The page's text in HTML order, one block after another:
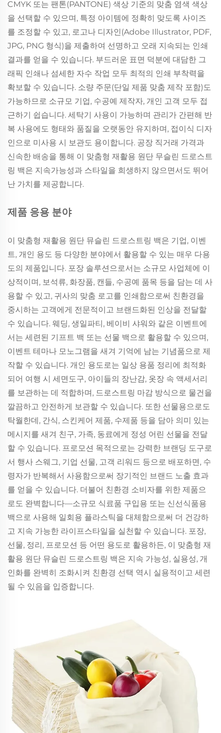
CMYK 또는 팬톤(PANTONE) 색상 기준의 맞춤 염색 색상
을 선택할 수 있으며, 특정 아이템에 정확히 맞도록 사이즈
를 조정할 수 있고, 로고나 디자인(Adobe Illustrator, PDF,
JPG, PNG 형식)을 제출하여 선명하고 오래 지속되는 인쇄
결과를 얻을 수 있습니다. 부드러운 표면 덕분에 대담한 그
래픽 인쇄나 섬세한 자수 작업 모두 최적의 인쇄 부착력을
확보할 수 있습니다. 소량 주문(단일 제품 맞춤 제작 포함)도
가능하므로 소규모 기업, 수공예 제작자, 개인 고객 모두 접
근하기 쉽습니다. 세탁기 사용이 가능하며 관리가 간편해 반
복 사용에도 형태와 품질을 오랫동안 유지하며, 접이식 디자
인으로 미사용 시 보관도 용이합니다. 공장 직거래 가격과
신속한 배송을 통해 이 맞춤형 재활용 원단 무슬린 드로스트
링 백은 지속가능성과 스타일을 희생하지 않으면서도 뛰어
난 가치를 제공합니다.
제품 응용 분야
이 맞춤형 재활용 원단 뮤슬린 드로스트링 백은 기업, 이벤
트, 개인 용도 등 다양한 분야에서 활용할 수 있는 매우 다용
도의 제품입니다. 포장 솔루션으로서는 소규모 사업체에 이
상적이며, 보석류, 화장품, 캔들, 수공예 품목 등을 담는 데 사
용할 수 있고, 귀사의 맞춤 로고를 인쇄함으로써 친환경을
중시하는 고객에게 전문적이고 브랜드화된 인상을 전달할
수 있습니다. 웨딩, 생일파티, 베이비 샤워와 같은 이벤트에
서는 세련된 기프트 백 또는 선물 백으로 활용할 수 있으며,
이벤트 테마나 모노그램을 새겨 기억에 남는 기념품으로 제
작할 수 있습니다. 개인 용도로는 일상 용품 정리에 최적화
되어 여행 시 세면도구, 아이들의 장난감, 옷장 속 액세서리
를 보관하는 데 적합하며, 드로스트링 마감 방식으로 물건을
깔끔하고 안전하게 보관할 수 있습니다. 또한 선물용으로도
탁월한데, 간식, 스킨케어 제품, 수제품 등을 담아 의미 있는
메시지를 새겨 친구, 가족, 동료에게 정성 어린 선물을 전달
할 수 있습니다. 프로모션 목적으로는 강력한 브랜딩 도구로
서 행사 스웨그, 기업 선물, 고객 리워드 등으로 배포하면, 수
령자가 반복해서 사용함으로써 장기적인 브랜드 노출 효과
를 얻을 수 있습니다. 더불어 친환경 소비자를 위한 제품으
로도 완벽합니다—소규모 식료품 구입용 또는 신선식품용
백으로 사용해 일회용 플라스틱을 대체함으로써 더 건강하
고 지속 가능한 라이프스타일을 실천할 수 있습니다. 포장,
선물, 정리, 프로모션 등 어떤 용도로 활용하든, 이 맞춤형 재
활용 원단 뮤슬린 드로스트링 백은 지속 가능성, 실용성, 개
인화를 완벽히 조화시켜 친환경 선택 역시 실용적이고 세련
될 수 있음을 입증합니다.